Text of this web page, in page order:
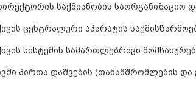
საქმიანობის საორგანიზაციო
ცენტრალური აპარატის
სისტემის სამართლებრივი
პირთა დაშვების (თანამშრომლების